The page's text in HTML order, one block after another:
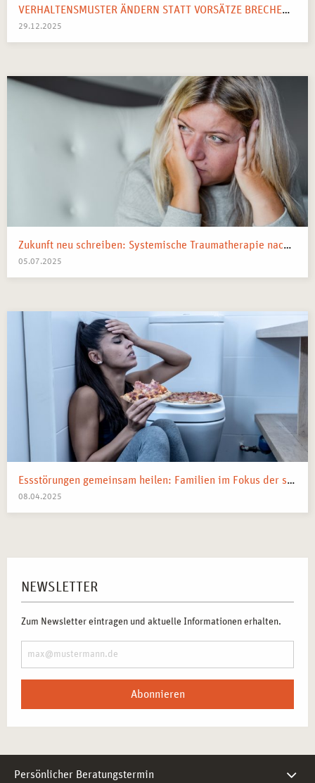
VERHALTENSMUSTER ÄNDERN STATT VORSÄTZE BRECHEN: IHR SYSTEMISCHER WEGWEISER FÜR 2026
29.12.2025
Zukunft neu schreiben: Systemische Traumatherapie nach kollektiven Schocks
05.07.2025
Essstörungen gemeinsam heilen: Familien im Fokus der systemischen Therapie
08.04.2025
NEWSLETTER
Zum Newsletter eintragen und aktuelle Informationen erhalten.
Abonnieren
Persönlicher Beratungstermin